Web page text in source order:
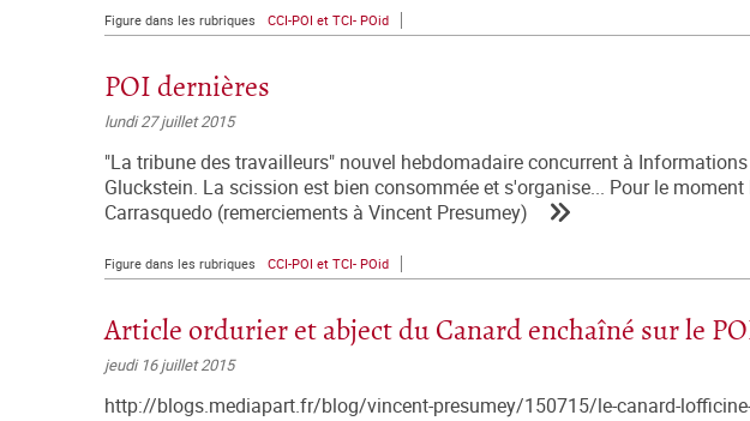
Figure dans les rubriques CCI-POI et TCI- POid
POI dernières
lundi 27 juillet 2015
"La tribune des travailleurs" nouvel hebdomadaire concurrent à
Gluckstein. La scission est bien consommée et s'organise... Pour le
Carrasquedo (remerciements à Vincent Presumey)
Figure dans les rubriques CCI-POI et TCI- POid
Article ordurier et abject du Canard enchaîné sur le
jeudi 16 juillet 2015
http://blogs.mediapart.fr/blog/vincent-presumey/150715/le-canard-